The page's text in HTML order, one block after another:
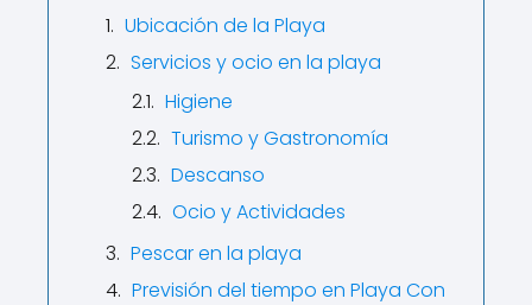
Ubicación de la Playa
Servicios y ocio en la playa
Higiene
Turismo y Gastronomía
Descanso
Ocio y Actividades
Pescar en la playa
Previsión del tiempo en Playa Con